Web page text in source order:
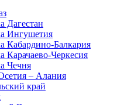
Дагестан
Ингушетия
Кабардино-Балкария
Карачаево-Черкесия
Чечня
– Алания
край